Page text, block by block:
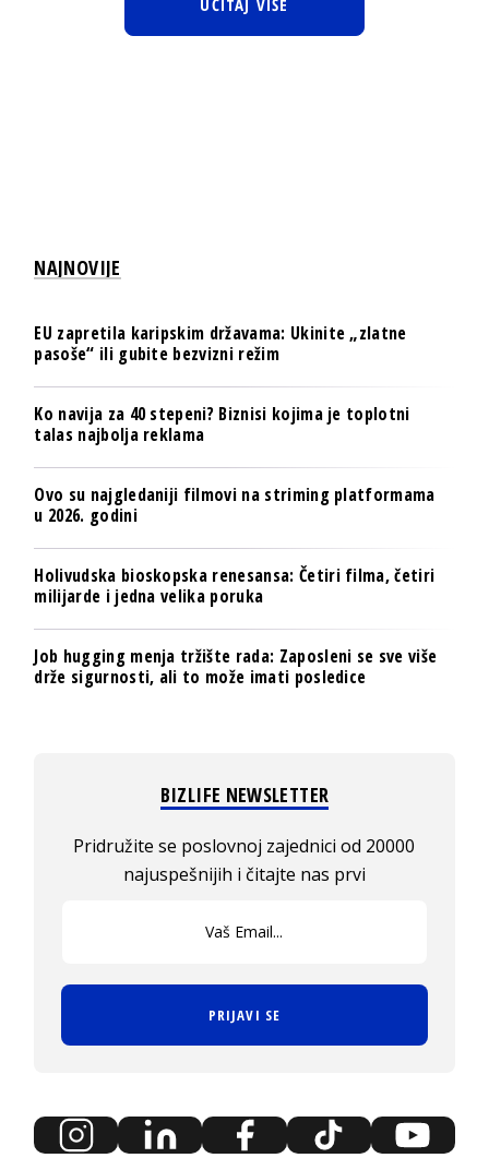
NAJNOVIJE
EU zapretila karipskim državama: Ukinite „zlatne
pasoše“ ili gubite bezvizni režim
Ko navija za 40 stepeni? Biznisi kojima je toplotni
talas najbolja reklama
Ovo su najgledaniji filmovi na striming platformama
u 2026. godini
Holivudska bioskopska renesansa: Četiri filma, četiri
milijarde i jedna velika poruka
Job hugging menja tržište rada: Zaposleni se sve više
drže sigurnosti, ali to može imati posledice
BIZLIFE NEWSLETTER
Pridružite se poslovnoj zajednici od 20000
najuspešnijih i čitajte nas prvi
PRIJAVI SE